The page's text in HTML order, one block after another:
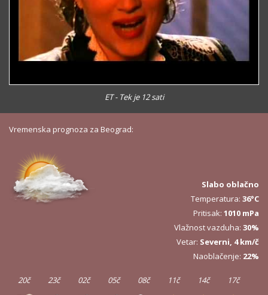
ET - Tek je 12 sati
Vremenska prognoza za Beograd:
Slabo oblačno
Temperatura: 36°C
Pritisak: 1010 mPa
Vlažnost vazduha: 30%
Vetar: Severni, 4 km/č
Naoblačenje: 22%
20č 23č 02č 05č 08č 11č 14č 17č